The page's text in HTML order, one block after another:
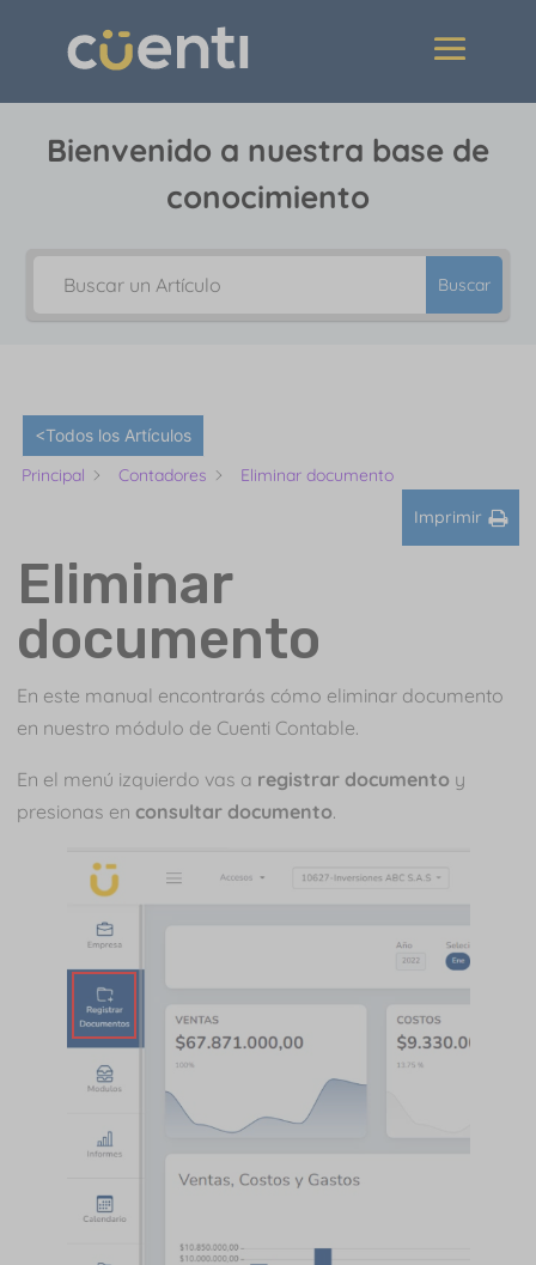
Bienvenido a nuestra base de
conocimiento
Buscar
<Todos los Artículos
Principal Contadores
Eliminar documento
Imprimir
Eliminar
documento
En este manual encontrarás cómo eliminar documento
en nuestro módulo de Cuenti Contable.
En el menú izquierdo vas a registrar documento y
presionas en consultar documento.